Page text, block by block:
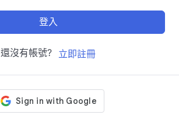
登入
還沒有帳號? 立即註冊